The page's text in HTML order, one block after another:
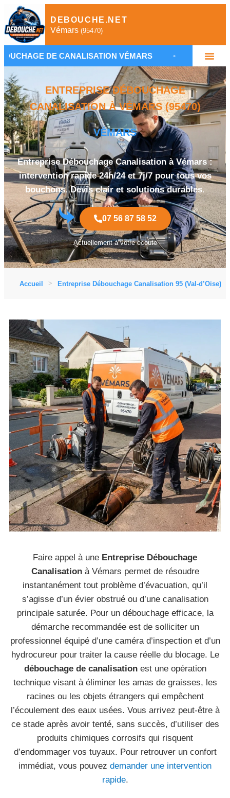
DEBOUCHE.NET
Vémars (95470)
CANALISATION VÉMARS • PLOMBIER
ENTREPRISE DÉBOUCHAGE
CANALISATION À VÉMARS (95470)
VÉMARS
Entreprise Débouchage Canalisation à Vémars :
intervention rapide 24h/24 et 7j/7 pour tous vos
bouchons. Devis clair et solutions durables.
07 56 87 58 52
Actuellement à votre écoute
Accueil Entreprise Débouchage Canalisation 95 (Val-d’Oise)
Faire appel à une Entreprise Débouchage
Canalisationà Vémars permet de résoudre
instantanément tout problème d’évacuation, qu’il
s’agisse d’un évier obstrué ou d’une canalisation
principale saturée. Pour un débouchage efficace, la
démarche recommandée est de solliciter un
professionnel équipé d’une caméra d’inspection et d’un
hydrocureur pour traiter la cause réelle du blocage. Le
débouchage de canalisationest une opération
technique visant à éliminer les amas de graisses, les
racines ou les objets étrangers qui empêchent
l’écoulement des eaux usées. Vous arrivez peut-être à
ce stade après avoir tenté, sans succès, d’utiliser des
produits chimiques corrosifs qui risquent
d’endommager vos tuyaux. Pour retrouver un confort
immédiat, vous pouvez demander une intervention
rapide.